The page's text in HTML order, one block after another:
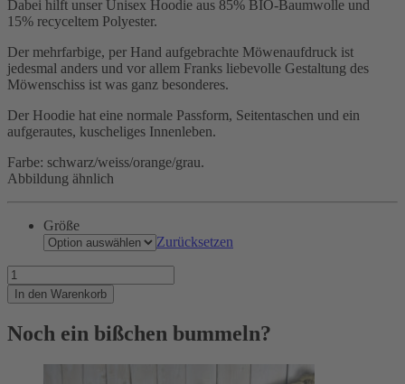
Dabei hilft unser Unisex Hoodie aus 85% BIO-Baumwolle und
15% recyceltem Polyester.
Der mehrfarbige, per Hand aufgebrachte Möwenaufdruck ist
jedesmal anders und vor allem Franks liebevolle Gestaltung des
Möwenschiss ist was ganz besonderes.
Der Hoodie hat eine normale Passform, Seitentaschen und ein
aufgerautes, kuscheliges Innenleben.
Farbe: schwarz/weiss/orange/grau.
Abbildung ähnlich
Größe
Zurücksetzen
Draufgesch....
Menge
In den Warenkorb
Noch ein bißchen bummeln?